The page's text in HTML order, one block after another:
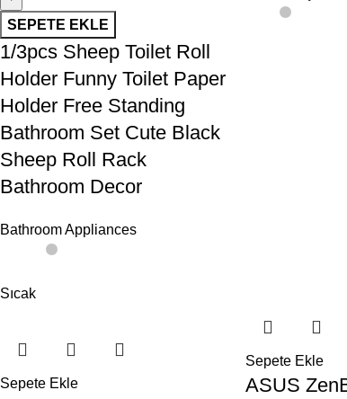
SEPETE EKLE
1/3pcs Sheep Toilet Roll
Holder Funny Toilet Paper
Holder Free Standing
Bathroom Set Cute Black
Sheep Roll Rack
Bathroom Decor
Bathroom Appliances
Sıcak
Sepete Ekle
Sepete Ekle
ASUS